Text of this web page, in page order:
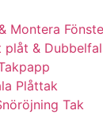
Montera
plåt &
Plåttak
Tak